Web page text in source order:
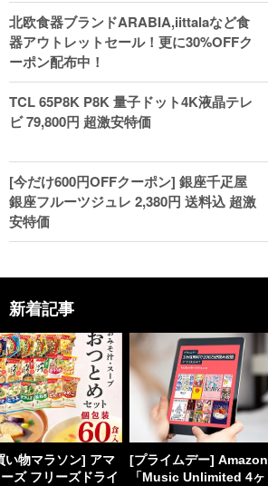
北欧食器ブランドARABIA,iittalaなど食
器アウトレットセール！更に30%OFFク
ーポン配布中！
TCL 65P8K P8K 量子ドット4K液晶テレ
ビ 79,800円 超激安特価
[今だけ600円OFFクーポン] 銀座千疋屋
銀座フルーツジュレ 2,380円 送料込 超激
安特価
新着記事
[プライムデー] Amazon
「Music Unlimited 4ヶ
い物マラソン] アマ
ズ フリーズドライ